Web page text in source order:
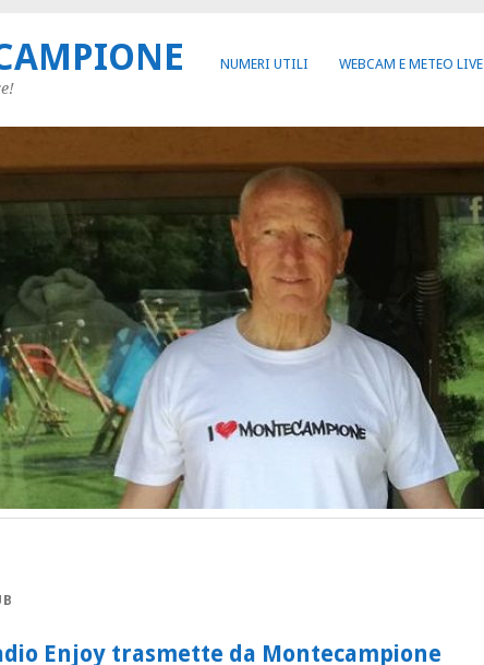
NUMERI UTILI WEBCAM E METEO LIVE
Enjoy trasmette da Montecampione